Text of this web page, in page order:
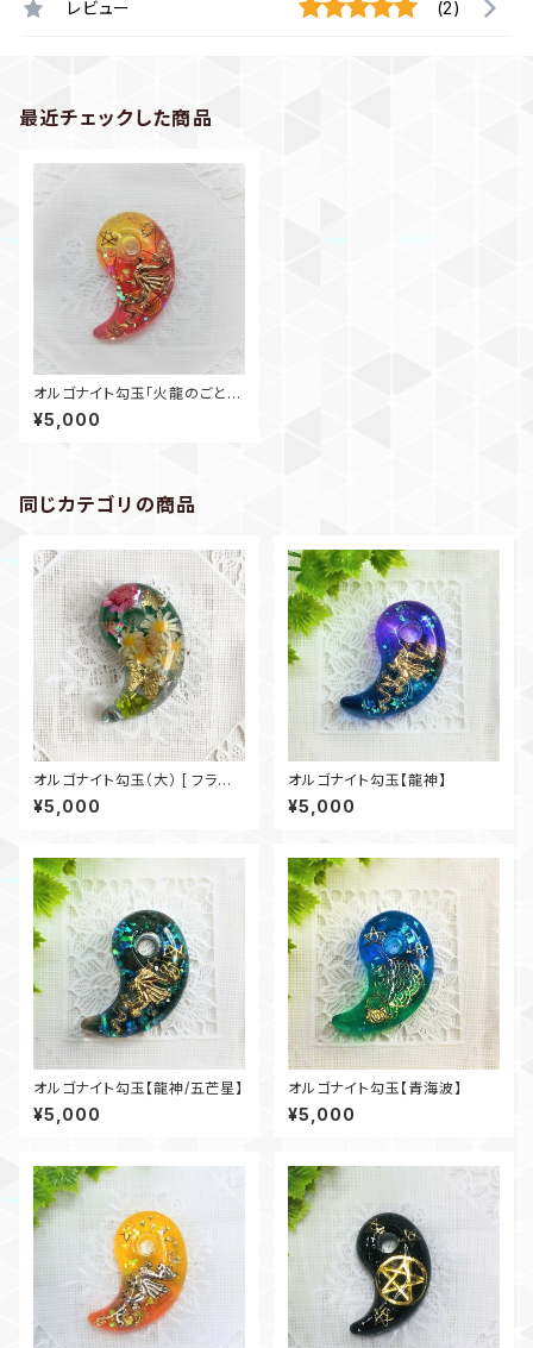
レビュー (2)
最近チェックした商品
オルゴナイト勾玉「火龍のごと
く」
¥5,000
同じカテゴリの商品
オルゴナイト勾玉（大） [ フラワ
ーパーク]
¥5,000
オルゴナイト勾玉【龍神】
¥5,000
オルゴナイト勾玉【龍神/五芒星】
¥5,000
オルゴナイト勾玉【青海波】
¥5,000